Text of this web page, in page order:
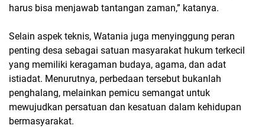
harus bisa menjawab tantangan zaman,” katanya.
Selain aspek teknis, Watania juga menyinggung peran
penting desa sebagai satuan masyarakat hukum terkecil
yang memiliki keragaman budaya, agama, dan adat
istiadat. Menurutnya, perbedaan tersebut bukanlah
penghalang, melainkan pemicu semangat untuk
mewujudkan persatuan dan kesatuan dalam kehidupan
bermasyarakat.